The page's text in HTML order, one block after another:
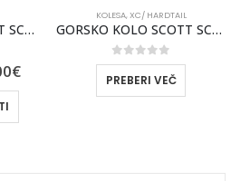
GORSKO KOLO SCOTT SCALE 935 2026
€
KOLESA,XC/ HARDTAIL
GORSKO KOLO SCOTT SCALE 940 2026
0out of 5
PREBERI VEČ